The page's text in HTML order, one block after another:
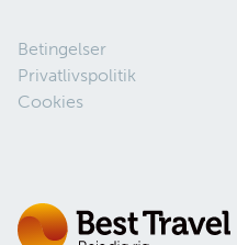
Betingelser
Privatlivspolitik
Cookies